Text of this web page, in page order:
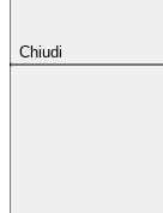
Chiudi